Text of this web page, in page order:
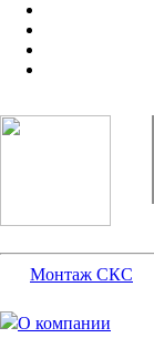
Монтаж СКС
О компании